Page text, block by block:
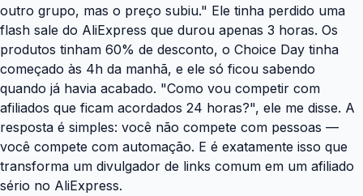
outro grupo, mas o preço subiu." Ele tinha perdido uma
flash sale do AliExpress que durou apenas 3 horas. Os
produtos tinham 60% de desconto, o Choice Day tinha
começado às 4h da manhã, e ele só ficou sabendo
quando já havia acabado. "Como vou competir com
afiliados que ficam acordados 24 horas?", ele me disse. A
resposta é simples: você não compete com pessoas —
você compete com automação. E é exatamente isso que
transforma um divulgador de links comum em um afiliado
sério no AliExpress.